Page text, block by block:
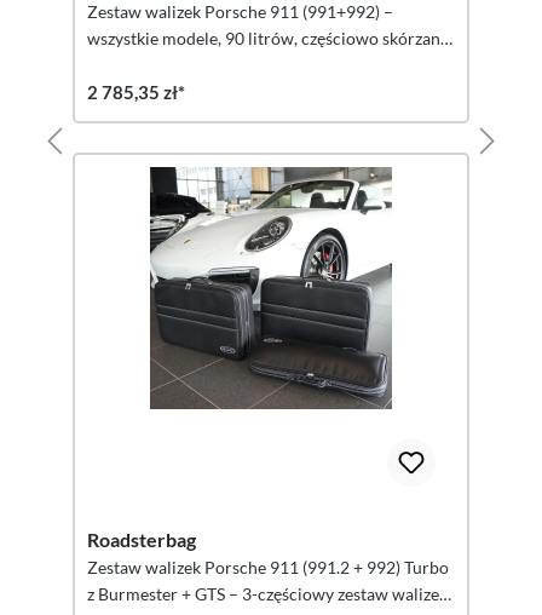
Zestaw walizek Porsche 911 (991+992) –
wszystkie modele, 90 litrów, częściowo skórzane,
2 785,35 zł*
Roadsterbag
Zestaw walizek Porsche 911 (991.2 + 992) Turbo
z Burmester + GTS – 3-częściowy zestaw walizek